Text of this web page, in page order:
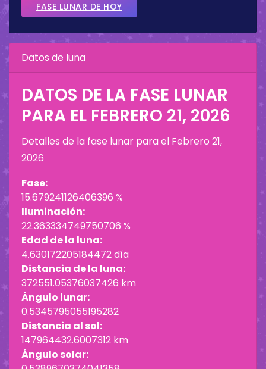
FASE LUNAR DE HOY
Datos de luna
DATOS DE LA FASE LUNAR
PARA EL FEBRERO 21, 2026
Detalles de la fase lunar para el Febrero 21,
2026
Fase:
15.679241126406396 %
Iluminación:
22.363334749750706 %
Edad de la luna:
4.630172205184472 día
Distancia de la luna:
372551.05376037426 km
Ángulo lunar:
0.5345795055195282
Distancia al sol:
147964432.6007312 km
Ángulo solar: